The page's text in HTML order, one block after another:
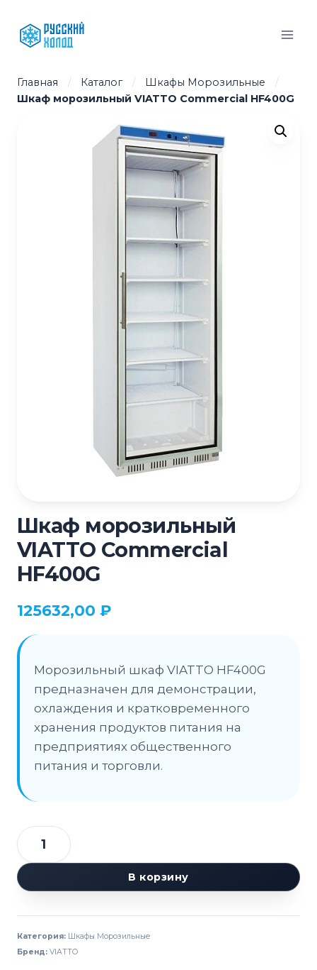
содержимому
Главная / Каталог / Шкафы Морозильные
/
Шкаф морозильный VIATTO Commercial HF400G
Шкаф морозильный
VIATTO Commercial
HF400G
125632,00 ₽
Морозильный шкаф VIATTO HF400G
предназначен для демонстрации,
охлаждения и кратковременного
хранения продуктов питания на
предприятиях общественного
питания и торговли.
Количество
товара
Шкаф
Commercial
В корзину
Категория: Шкафы Морозильные
Бренд: VIATTO